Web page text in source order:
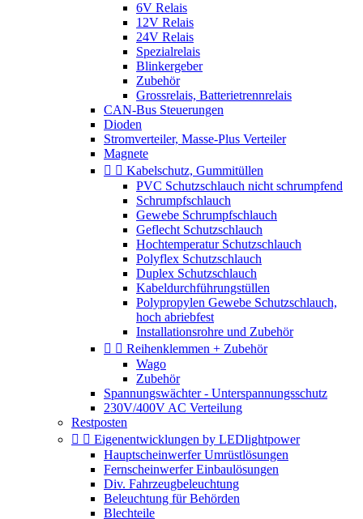
6V Relais
12V Relais
24V Relais
Spezialrelais
Blinkergeber
Zubehör
Grossrelais, Batterietrennrelais
CAN-Bus Steuerungen
Dioden
Stromverteiler, Masse-Plus Verteiler
Magnete
  Kabelschutz, Gummitüllen
PVC Schutzschlauch nicht schrumpfend
Schrumpfschlauch
Gewebe Schrumpfschlauch
Geflecht Schutzschlauch
Hochtemperatur Schutzschlauch
Polyflex Schutzschlauch
Duplex Schutzschlauch
Kabeldurchführungstüllen
Polypropylen Gewebe Schutzschlauch,
hoch abriebfest
Installationsrohre und Zubehör
  Reihenklemmen + Zubehör
Wago
Zubehör
Spannungswächter - Unterspannungsschutz
230V/400V AC Verteilung
Restposten
  Eigenentwicklungen by LEDlightpower
Hauptscheinwerfer Umrüstlösungen
Fernscheinwerfer Einbaulösungen
Div. Fahrzeugbeleuchtung
Beleuchtung für Behörden
Blechteile